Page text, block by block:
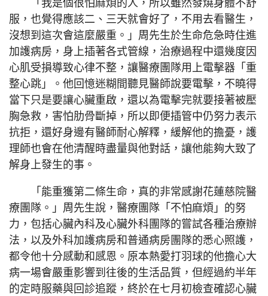
服，也覺得應該二、三天就會好了，不用去看醫生，
沒想到這次會這麼嚴重。」周先生於生命危急時住進
加護病房，身上插著各式管線，治療過程中還幾度因
心肌受損導致心律不整，讓醫療團隊用上電擊器「重
整心跳」。他回憶迷糊間聽見醫師說要電擊，不曉得
當下只是要讓心臟重啟，還以為電擊完就要接著被壓
胸急救，害怕肋骨斷掉，所以即便插管中仍努力表示
抗拒，還好身邊有醫師耐心解釋，緩解他的擔憂，護
理師也會在他清醒時盡量與他對話，讓他能夠大致了
解身上發生的事。
「能重獲第二條生命，真的非常感謝花蓮慈院醫
療團隊。」周先生說，醫療團隊「不怕麻煩」的努
力，包括心臟內科及心臟外科團隊的嘗試各種治療辦
法，以及外科加護病房和普通病房團隊的悉心照護，
都令他十分感動和感恩。原本熱愛打羽球的他擔心大
病一場會嚴重影響到往後的生活品質，但經過約半年
的定時服藥與回診追蹤，終於在七月初檢查確認心臟